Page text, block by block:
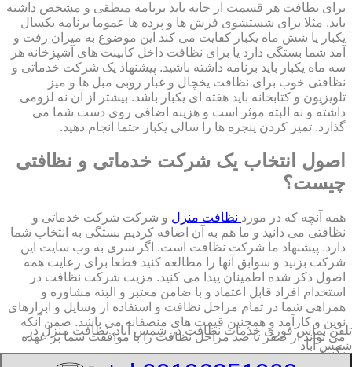
برای نظافت هر قسمت از خانه باید برنامه منطقی و مشخص داشته
باید. مثلا برای شستشوی فرش ها و پرده ها عموما برنامه یکسال
یکبار یا شش ماه یکبار کفایت می کند این موضوع به میزان رفت و
آمد شما بستگی دارد یا برای نظافت داخل کابینت های آشپزخانه هر
سه ماه یکبار باید برنامه داشته باشید. پیشنهاد یک شرکت خدماتی و
نظافتی خوب برای نظافت یخچال و غبار روبی مبل ها و میز
تلویزیون و کتابخانه باید هفته ای یکبار باشد. بیشتر از آن نه لزومی
داشته و نه البته موثر است و هزینه اضافی روی دست شما می
گذارد. تمیز کردن پنجره ها را سالی یکبار حتما انجام دهید.
اصول انتخاب یک شرکت خدماتی و نظافتی
چیست؟
همه آنچه که در مورد نظافت منزل و شرکت شرکت خدماتی و
نظافتی می دانید و ما هم به آن اضافه کردیم بستگی به انتخاب شما
دارد. پیشنهاد ما شرکت نظافت است. اگر سری به وب سایت این
شرکت بزنید و سوابق آنها را مطالعه کنید قطعا برای رعایت همه
اصول ذکر شده اطمینان پیدا می کنید. مزیت شرکت نظافت در
استخدام افراد قابل اعتماد و با ضامن معتبر و البته مشاوره و
همراهی شما در تمام مراحل نظافت و استفاده از وسایل و ابزارهای
نوین و کارآمد و همچنین قیمت های منصفانه می باشد. ضمن آنکه
می تواند از صفر تا صد مراحل نظافت را با موافقت شما بر عهده
بگیرد.
تلفن تماس فوریخدمات نظافت در شمس آباد, نظافت منزل در
شمس آباد